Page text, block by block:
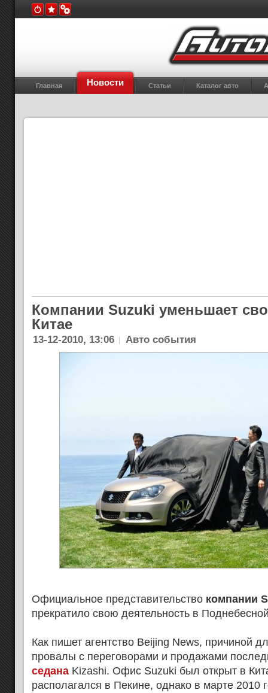
Главная Новости Статьи Каталог авто
Компании Suzuki уменьшает
Китае
13-12-2010, 13:06 Авто события
Официальное представительство компании
прекратило свою деятельность в
Как пишет агентство Beijing News, причиной
провалы с переговорами и продажами
седана Kizashi. Офис Suzuki был открыт в
располагался в Пекине, однако в марте 2010